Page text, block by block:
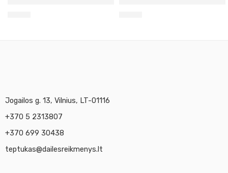
Jogailos g. 13, Vilnius, LT-01116
+370 5 2313807
+370 699 30438
teptukas@dailesreikmenys.lt